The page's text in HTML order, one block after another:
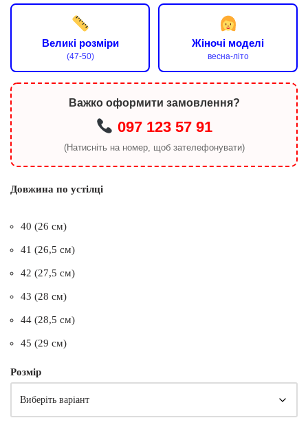
Великі розміри
(47-50)
Жіночі моделі
весна-літо
Важко оформити замовлення?
097 123 57 91
(Натисніть на номер, щоб зателефонувати)
Довжина по устілці
40 (26 см)
41 (26,5 см)
42 (27,5 см)
43 (28 см)
44 (28,5 см)
45 (29 см)
Розмір